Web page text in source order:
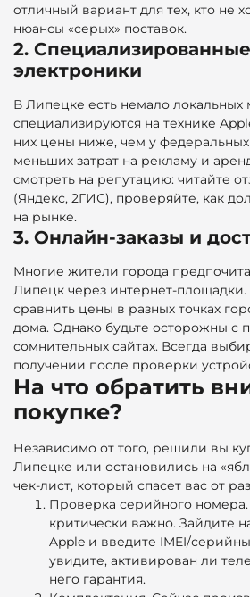
отличный вариант для тех, кто не
нюансы «серых» поставок.
2.
электроники
В Липецке есть немало локальных
специализируются на технике
них цены ниже, чем у федеральных
меньших затрат на рекламу и
смотреть на репутацию: читайте
(Яндекс, 2ГИС), проверяйте, как
на рынке.
3. Онлайн-заказы и
Многие жители города
Липецк через интернет-
сравнить цены в разных точках
дома. Однако будьте осторожны с
сомнительных сайтах. Всегда
получении после проверки
На что обратить
покупке?
Независимо от того, решили вы
Липецке или остановились на
чек-лист, который спасет вас от
Проверка серийного номера.
критически важно. Зайдите
Apple и введите IMEI/
увидите, активирован ли
него гарантия.